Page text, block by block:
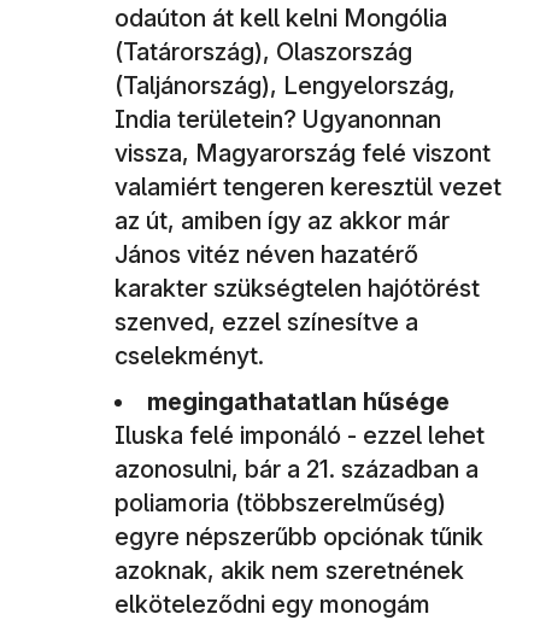
odaúton át kell kelni Mongólia
(Tatárország), Olaszország
(Taljánország), Lengyelország,
India területein? Ugyanonnan
vissza, Magyarország felé viszont
valamiért tengeren keresztül vezet
az út, amiben így az akkor már
János vitéz néven hazatérő
karakter szükségtelen hajótörést
szenved, ezzel színesítve a
cselekményt.
megingathatatlan hűsége
Iluska felé imponáló - ezzel lehet
azonosulni, bár a 21. században a
poliamoria (többszerelműség)
egyre népszerűbb opciónak tűnik
azoknak, akik nem szeretnének
elköteleződni egy monogám